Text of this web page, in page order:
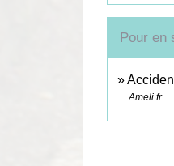
Pour en
Ameli.fr